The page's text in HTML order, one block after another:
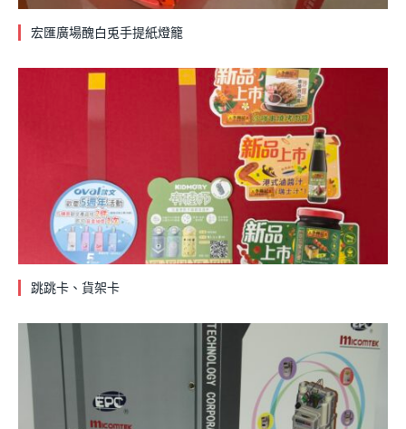
宏匯廣場醜白兎手提紙燈籠
跳跳卡、貨架卡